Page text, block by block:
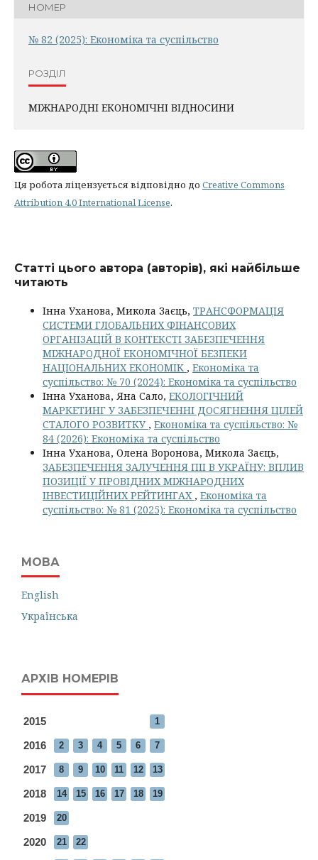
НОМЕР
№ 82 (2025): Економіка та суспільство
РОЗДІЛ
МІЖНАРОДНІ ЕКОНОМІЧНІ ВІДНОСИНИ
Ця робота ліцензується відповідно до Creative Commons
Attribution 4.0 International License.
Статті цього автора (авторів), які найбільше
читають
Інна Уханова, Микола Заєць, ТРАНСФОРМАЦІЯ
СИСТЕМИ ГЛОБАЛЬНИХ ФІНАНСОВИХ
ОРГАНІЗАЦІЙ В КОНТЕКСТІ ЗАБЕЗПЕЧЕННЯ
МІЖНАРОДНОЇ ЕКОНОМІЧНОЇ БЕЗПЕКИ
НАЦІОНАЛЬНИХ ЕКОНОМІК , Економіка та
суспільство: № 70 (2024): Економіка та суспільство
Інна Уханова, Яна Сало, ЕКОЛОГІЧНИЙ
МАРКЕТИНГ У ЗАБЕЗПЕЧЕННІ ДОСЯГНЕННЯ ЦІЛЕЙ
СТАЛОГО РОЗВИТКУ , Економіка та суспільство: №
84 (2026): Економіка та суспільство
Інна Уханова, Олена Воронова, Микола Заєць,
ЗАБЕЗПЕЧЕННЯ ЗАЛУЧЕННЯ ПІІ В УКРАЇНУ: ВПЛИВ
ПОЗИЦІЇ У ПРОВІДНИХ МІЖНАРОДНИХ
ІНВЕСТИЦІЙНИХ РЕЙТИНГАХ , Економіка та
суспільство: № 81 (2025): Економіка та суспільство
МОВА
English
Українська
АРХІВ НОМЕРІВ
2015 1
2016 2 3 4 5 6 7
2017 8 9 10 11 12 13
2018 14 15 16 17 18 19
2019 20
2020 21 22